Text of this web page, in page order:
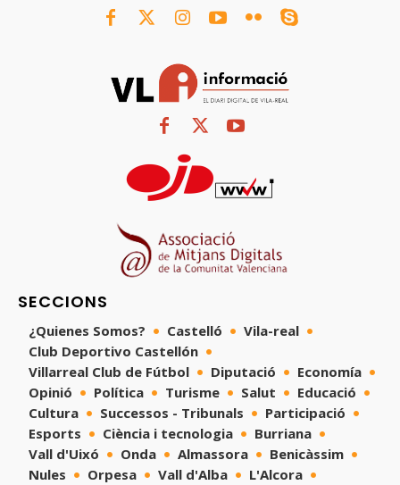
SECCIONS
¿Quienes Somos? Castelló
Vila-real
Club Deportivo Castellón
Villarreal Club de Fútbol
Diputació
Economía
Opinió
Política Turisme Salut
Educació
Cultura
Successos - Tribunals
Participació
Esports
Ciència i tecnologia
Burriana
Vall d'Uixó
Onda Almassora
Benicàssim
Nules
Orpesa Vall d'Alba
L'Alcora